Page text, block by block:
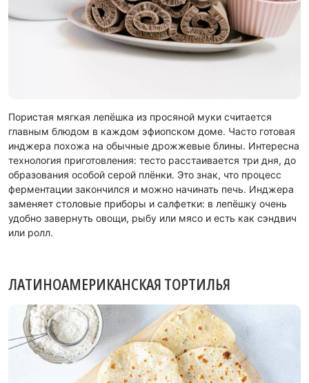
Пористая мягкая лепёшка из просяной муки считается
главным блюдом в каждом эфиопском доме. Часто готовая
инджера похожа на обычные дрожжевые блины. Интересна
технология приготовления: тесто расстаивается три дня, до
образования особой серой плёнки. Это знак, что процесс
ферментации закончился и можно начинать печь. Инджера
заменяет столовые приборы и салфетки: в лепёшку очень
удобно завернуть овощи, рыбу или мясо и есть как сэндвич
или ролл.
ЛАТИНОАМЕРИКАНСКАЯ ТОРТИЛЬЯ